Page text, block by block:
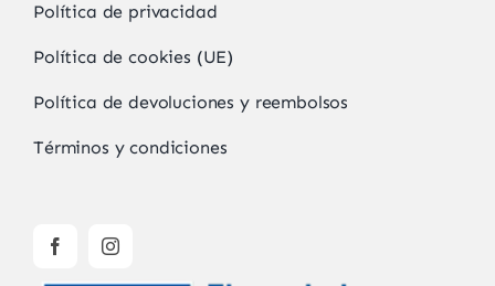
Política de privacidad
Política de cookies (UE)
Política de devoluciones y reembolsos
Términos y condiciones